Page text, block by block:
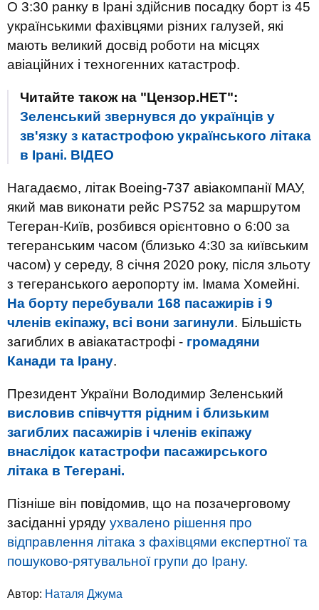
О 3:30 ранку в Ірані здійснив посадку борт із 45
українськими фахівцями різних галузей, які
мають великий досвід роботи на місцях
авіаційних і техногенних катастроф.
Читайте також на "Цензор.НЕТ":
Зеленський звернувся до українців у
зв'язку з катастрофою українського літака
в Ірані. ВIДЕО
Нагадаємо, літак Boeing-737 авіакомпанії МАУ,
який мав виконати рейс PS752 за маршрутом
Тегеран-Київ, розбився орієнтовно о 6:00 за
тегеранським часом (близько 4:30 за київським
часом) у середу, 8 січня 2020 року, після зльоту
з тегеранського аеропорту ім. Імама Хомейні.
На борту перебували 168 пасажирів і 9
членів екіпажу, всі вони загинули. Більшість
загиблих в авіакатастрофі - громадяни
Канади та Ірану.
Президент України Володимир Зеленський
висловив співчуття рідним і близьким
загиблих пасажирів і членів екіпажу
внаслідок катастрофи пасажирського
літака в Тегерані.
Пізніше він повідомив, що на позачерговому
засіданні уряду ухвалено рішення про
відправлення літака з фахівцями експертної та
пошуково-рятувальної групи до Ірану.
Автор: Наталя Джума